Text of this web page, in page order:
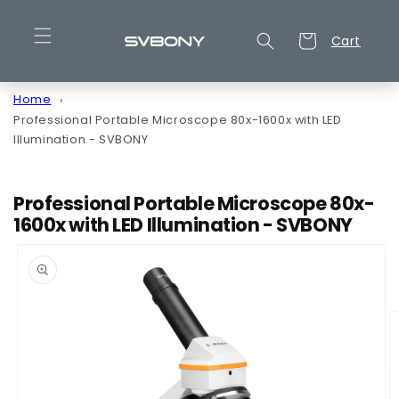
content
Cart
Cart
Home
Professional Portable Microscope 80x-1600x with LED
Illumination - SVBONY
product
information
Professional Portable Microscope 80x-
1600x with LED Illumination - SVBONY